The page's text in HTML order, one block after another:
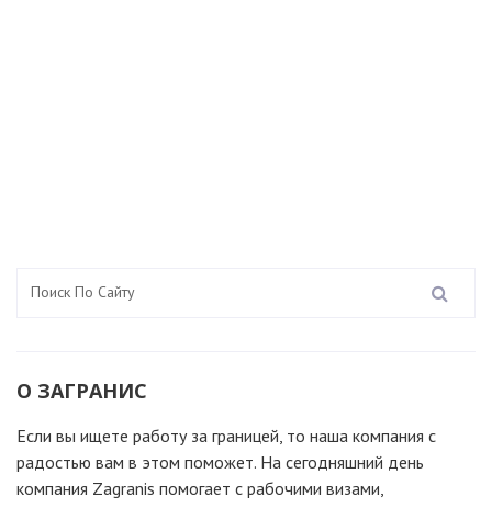
О ЗАГРАНИС
Если вы ищете работу за границей, то наша компания c
радостью вам в этом поможет. На сегодняшний день
компания Zagranis помогает с рабочими визами,